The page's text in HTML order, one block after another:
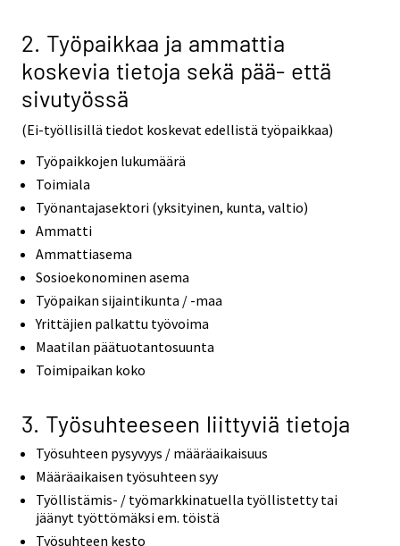
2. Työpaikkaa ja ammattia
koskevia tietoja sekä pää- että
sivutyössä
(Ei-työllisillä tiedot koskevat edellistä työpaikkaa)
Työpaikkojen lukumäärä
Toimiala
Työnantajasektori (yksityinen, kunta, valtio)
Ammatti
Ammattiasema
Sosioekonominen asema
Työpaikan sijaintikunta / -maa
Yrittäjien palkattu työvoima
Maatilan päätuotantosuunta
Toimipaikan koko
3. Työsuhteeseen liittyviä tietoja
Työsuhteen pysyvyys / määräaikaisuus
Määräaikaisen työsuhteen syy
Työllistämis- / työmarkkinatuella työllistetty tai
jäänyt työttömäksi em. töistä
Työsuhteen kesto